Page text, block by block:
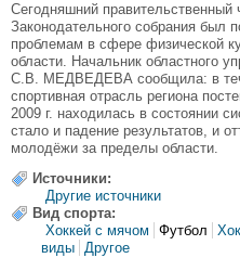
Сегодняшний правительственный
Законодательного собрания был
проблемам в сфере физической
области. Начальник областного
С.В. МЕДВЕДЕВА сообщила: в
спортивная отрасль региона
2009 г. находилась в состоянии
стало и падение результатов, и
молодёжи за пределы области.
Источники:
Другие источники
Вид спорта:
Хоккей с мячом
Футбол
виды
Другое